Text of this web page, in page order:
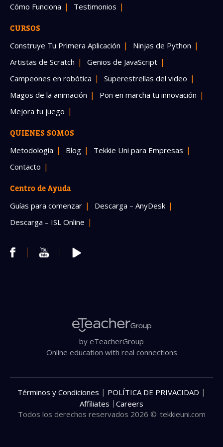
Cómo Funciona Testimonios
CURSOS
Construye Tu Primera Aplicación
Ninjas de Python
Artistas de Scratch
Genios de JavaScript
Campeones en robótica
Superestrellas del video
Magos de la animación
Pon en marcha tu innovación
Mejora tu juego
QUIENES SOMOS
Metodología Blog
Tekkie Uni para Empresas
Contacto
Centro de Ayuda
Guías para comenzar
Descarga – AnyDesk
Descarga – ISL Online
by eTeacherGroup
Online education with real connections
Todos los derechos reservados 2026 © tekkieuni.com
Términos y Condiciones | POLÍTICA DE PRIVACIDAD |
Affiliates | Careers